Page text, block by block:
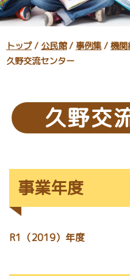
現
在
置：
トップ/ 公民館/ 事例集/ 機関
久野交流センター
久野交
事業年度
R1（2019）年度